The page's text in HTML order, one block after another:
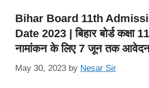
Bihar Board 11th
Date 2023 | बिहार बोर्ड कक्षा
नामांकन के लिए 7 जून तक
May 30, 2023 by Nesar Sir